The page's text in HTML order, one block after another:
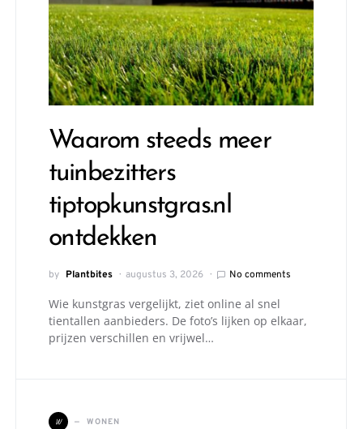
Waarom steeds meer
tuinbezitters
tiptopkunstgras.nl
ontdekken
by Plantbites augustus 3, 2026 No comments
Wie kunstgras vergelijkt, ziet online al snel
tientallen aanbieders. De foto’s lijken op elkaar,
prijzen verschillen en vrijwel…
W WONEN